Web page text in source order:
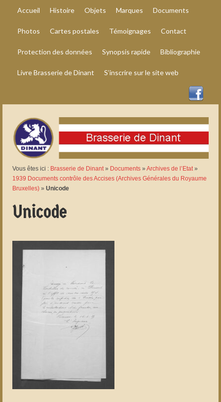
Accueil Histoire Objets Marques Documents
Photos Cartes postales Témoignages Contact
Protection des données Synopsis rapide Bibliographie
Livre Brasserie de Dinant S’inscrire sur le site web
Vous êtes ici : Brasserie de Dinant» Documents » Archives de l’Etat»
1939 Documents contrôle des Accises (Archives Générales du Royaume
Bruxelles) » Unicode
Unicode